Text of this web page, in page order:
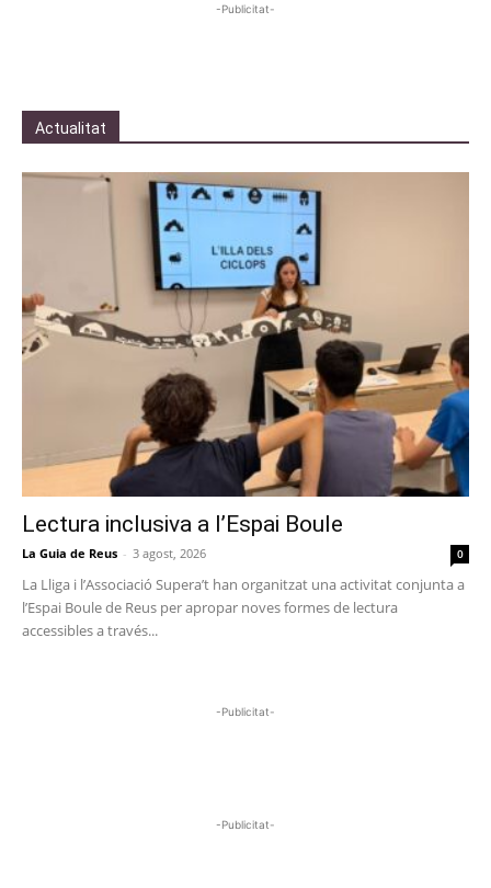
-Publicitat-
Actualitat
Lectura inclusiva a l’Espai Boule
La Guia de Reus - 3 agost, 2026 0
La Lliga i l’Associació Supera’t han organitzat una activitat conjunta a
l’Espai Boule de Reus per apropar noves formes de lectura
accessibles a través...
-Publicitat-
-Publicitat-